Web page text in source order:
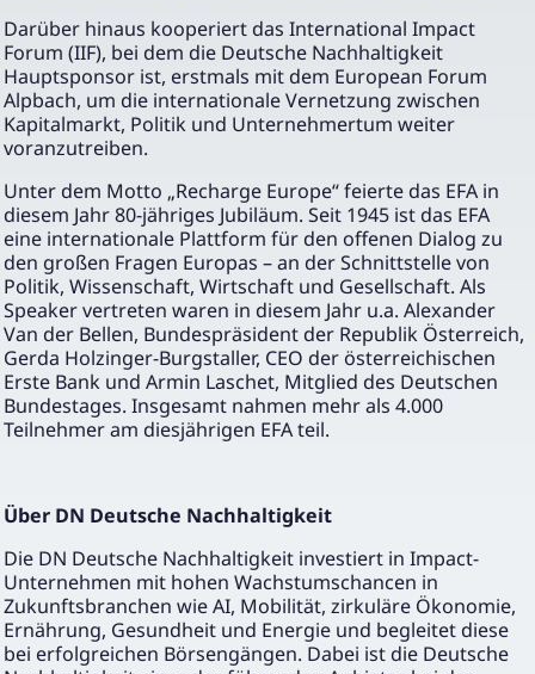
Darüber hinaus kooperiert das International Impact
Forum (IIF), bei dem die Deutsche Nachhaltigkeit
Hauptsponsor ist, erstmals mit dem European Forum
Alpbach, um die internationale Vernetzung zwischen
Kapitalmarkt, Politik und Unternehmertum weiter
voranzutreiben.
Unter dem Motto „Recharge Europe“ feierte das EFA in
diesem Jahr 80-jähriges Jubiläum. Seit 1945 ist das EFA
eine internationale Plattform für den offenen Dialog zu
den großen Fragen Europas – an der Schnittstelle von
Politik, Wissenschaft, Wirtschaft und Gesellschaft. Als
Speaker vertreten waren in diesem Jahr u.a. Alexander
Van der Bellen, Bundespräsident der Republik Österreich,
Gerda Holzinger-Burgstaller, CEO der österreichischen
Erste Bank und Armin Laschet, Mitglied des Deutschen
Bundestages. Insgesamt nahmen mehr als 4.000
Teilnehmer am diesjährigen EFA teil.
Über DN Deutsche Nachhaltigkeit
Die DN Deutsche Nachhaltigkeit investiert in Impact-
Unternehmen mit hohen Wachstumschancen in
Zukunftsbranchen wie AI, Mobilität, zirkuläre Ökonomie,
Ernährung, Gesundheit und Energie und begleitet diese
bei erfolgreichen Börsengängen. Dabei ist die Deutsche